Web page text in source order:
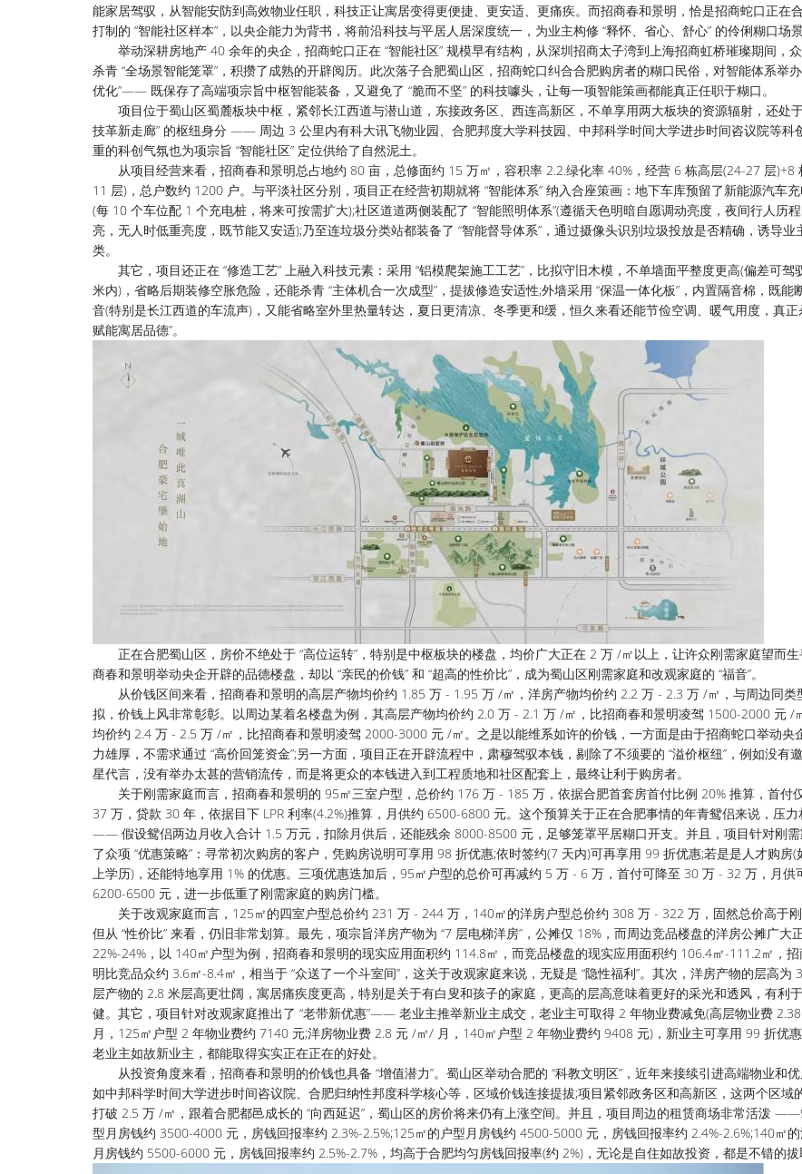
能家居驾驭，从智能安防到高效物业任职，科技正让寓居变得更便捷、更安适、更痛疾。而招商春和景明，恰是招商蛇口正在
打制的 “智能社区样本”，以央企能力为背书，将前沿科技与平居人居深度统一，为业主构修 “释怀、省心、舒心” 的伶俐糊口场景
举动深耕房地产 40 余年的央企，招商蛇口正在 “智能社区” 规模早有结构，从深圳招商太子湾到上海招商虹桥璀璨期间，
杀青 “全场景智能笼罩”，积攒了成熟的开辟阅历。此次落子合肥蜀山区，招商蛇口纠合合肥购房者的糊口民俗，对智能体系举
优化”—— 既保存了高端项宗旨中枢智能装备，又避免了 “脆而不坚” 的科技噱头，让每一项智能策画都能真正任职于糊口。
项目位于蜀山区蜀麓板块中枢，紧邻长江西道与潜山道，东接政务区、西连高新区，不单享用两大板块的资源辐射，还处
技革新走廊” 的枢纽身分 —— 周边 3 公里内有科大讯飞物业园、合肥邦度大学科技园、中邦科学时间大学进步时间咨议院等科
重的科创气氛也为项宗旨 “智能社区” 定位供给了自然泥土。
从项目经营来看，招商春和景明总占地约 80 亩，总修面约 15 万㎡，容积率 2.2.绿化率 40%，经营 6 栋高层(24-27 层)+8
11 层)，总户数约 1200 户。与平淡社区分别，项目正在经营初期就将 “智能体系” 纳入合座策画：地下车库预留了新能源汽车
(每 10 个车位配 1 个充电桩，将来可按需扩大);社区道道两侧装配了 “智能照明体系”(遵循天色明暗自愿调动亮度，夜间行人历
亮，无人时低重亮度，既节能又安适);乃至连垃圾分类站都装备了 “智能督导体系”，通过摄像头识别垃圾投放是否精确，诱导业
类。
其它，项目还正在 “修造工艺” 上融入科技元素：采用 “铝模爬架施工工艺”，比拟守旧木模，不单墙面平整度更高(偏差可驾
米内)，省略后期装修空胀危险，还能杀青 “主体机合一次成型”，提拔修造安适性;外墙采用 “保温一体化板”，内置隔音棉，既能
音(特别是长江西道的车流声)，又能省略室外里热量转达，夏日更清凉、冬季更和缓，恒久来看还能节俭空调、暖气用度，真正
赋能寓居品德”。
正在合肥蜀山区，房价不绝处于 “高位运转”，特别是中枢板块的楼盘，均价广大正在 2 万 /㎡以上，让许众刚需家庭望而生
商春和景明举动央企开辟的品德楼盘，却以 “亲民的价钱” 和 “超高的性价比”，成为蜀山区刚需家庭和改观家庭的 “福音”。
从价钱区间来看，招商春和景明的高层产物均价约 1.85 万 - 1.95 万 /㎡，洋房产物均价约 2.2 万 - 2.3 万 /㎡，与周边同类
拟，价钱上风非常彰彰。以周边某着名楼盘为例，其高层产物均价约 2.0 万 - 2.1 万 /㎡，比招商春和景明凌驾 1500-2000 元 /
均价约 2.4 万 - 2.5 万 /㎡，比招商春和景明凌驾 2000-3000 元 /㎡。之是以能维系如许的价钱，一方面是由于招商蛇口举动央
力雄厚，不需求通过 “高价回笼资金”;另一方面，项目正在开辟流程中，肃穆驾驭本钱，剔除了不须要的 “溢价枢纽”，例如没有
星代言，没有举办太甚的营销流传，而是将更众的本钱进入到工程质地和社区配套上，最终让利于购房者。
关于刚需家庭而言，招商春和景明的 95㎡三室户型，总价约 176 万 - 185 万，依据合肥首套房首付比例 20% 推算，首付
37 万，贷款 30 年，依据目下 LPR 利率(4.2%)推算，月供约 6500-6800 元。这个预算关于正在合肥事情的年青鸳侣来说，压
—— 假设鸳侣两边月收入合计 1.5 万元，扣除月供后，还能残余 8000-8500 元，足够笼罩平居糊口开支。并且，项目针对刚需
了众项 “优惠策略”：寻常初次购房的客户，凭购房说明可享用 98 折优惠;依时签约(7 天内)可再享用 99 折优惠;若是是人才购房(
上学历)，还能特地享用 1% 的优惠。三项优惠迭加后，95㎡户型的总价可再减约 5 万 - 6 万，首付可降至 30 万 - 32 万，月供
6200-6500 元，进一步低重了刚需家庭的购房门槛。
关于改观家庭而言，125㎡的四室户型总价约 231 万 - 244 万，140㎡的洋房户型总价约 308 万 - 322 万，固然总价高于刚
但从 “性价比” 来看，仍旧非常划算。最先，项宗旨洋房产物为 “7 层电梯洋房”，公摊仅 18%，而周边竞品楼盘的洋房公摊广大
22%-24%，以 140㎡户型为例，招商春和景明的现实应用面积约 114.8㎡，而竞品楼盘的现实应用面积约 106.4㎡-111.2㎡，
明比竞品众约 3.6㎡-8.4㎡，相当于 “众送了一个斗室间”，这关于改观家庭来说，无疑是 “隐性福利”。其次，洋房产物的层高为
层产物的 2.8 米层高更壮阔，寓居痛疾度更高，特别是关于有白叟和孩子的家庭，更高的层高意味着更好的采光和透风，有利
健。其它，项目针对改观家庭推出了 “老带新优惠”—— 老业主推举新业主成交，老业主可取得 2 年物业费减免(高层物业费
月，125㎡户型 2 年物业费约 7140 元;洋房物业费 2.8 元 /㎡/ 月，140㎡户型 2 年物业费约 9408 元)，新业主可享用 99 折优
老业主如故新业主，都能取得实实正在正在的好处。
从投资角度来看，招商春和景明的价钱也具备 “增值潜力”。蜀山区举动合肥的 “科教文明区”，近年来接续引进高端物业和优
如中邦科学时间大学进步时间咨议院、合肥归纳性邦度科学核心等，区域价钱连接提拔;项目紧邻政务区和高新区，这两个区域
打破 2.5 万 /㎡，跟着合肥都邑成长的 “向西延迟”，蜀山区的房价将来仍有上涨空间。并且，项目周边的租赁商场非常活泼
型月房钱约 3500-4000 元，房钱回报率约 2.3%-2.5%;125㎡的户型月房钱约 4500-5000 元，房钱回报率约 2.4%-2.6%;140㎡
月房钱约 5500-6000 元，房钱回报率约 2.5%-2.7%，均高于合肥均匀房钱回报率(约 2%)，无论是自住如故投资，都是不错的拔